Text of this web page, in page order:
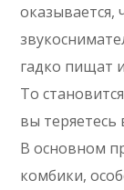
оказывается,
гадко пищат
То
вы
В основном
комбики,